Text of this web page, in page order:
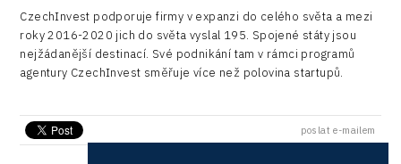
CzechInvest podporuje firmy v expanzi do celého světa a mezi
roky 2016-2020 jich do světa vyslal 195. Spojené státy jsou
nejžádanější destinací. Své podnikání tam v rámci programů
agentury CzechInvest směřuje více než polovina startupů.
poslat e-mailem